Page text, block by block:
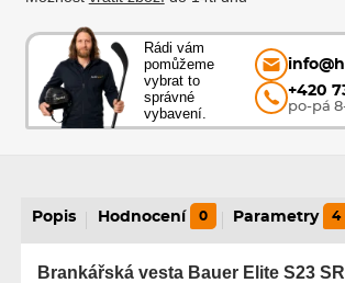
Rádi vám
pomůžeme
vybrat to
správné
vybavení.
+420
po-pá
Popis Hodnocení 0 Parametry 4
Brankářská vesta Bauer Elite S23 SR